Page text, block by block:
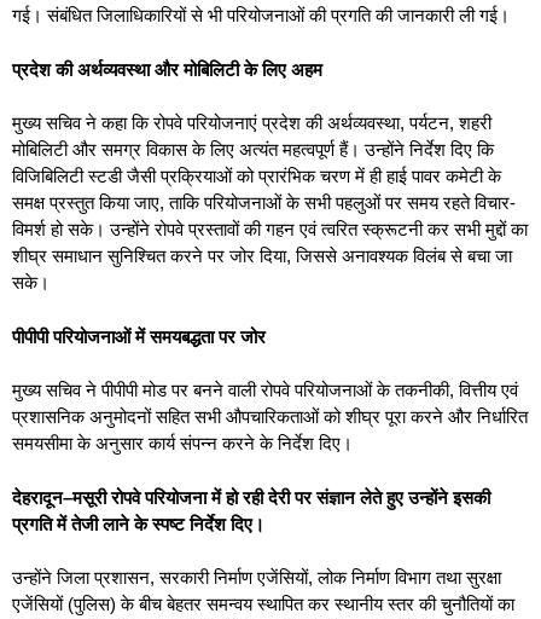
गई। संबंधित जिलाधिकारियों से भी परियोजनाओं की प्रगति की जानकारी ली गई।
प्रदेश की अर्थव्यवस्था और मोबिलिटी के लिए अहम
मुख्य सचिव ने कहा कि रोपवे परियोजनाएं प्रदेश की अर्थव्यवस्था, पर्यटन, शहरी
मोबिलिटी और समग्र विकास के लिए अत्यंत महत्वपूर्ण हैं। उन्होंने निर्देश दिए कि
विजिबिलिटी स्टडी जैसी प्रक्रियाओं को प्रारंभिक चरण में ही हाई पावर कमेटी के
समक्ष प्रस्तुत किया जाए, ताकि परियोजनाओं के सभी पहलुओं पर समय रहते विचार-
विमर्श हो सके। उन्होंने रोपवे प्रस्तावों की गहन एवं त्वरित स्क्रूटनी कर सभी मुद्दों का
शीघ्र समाधान सुनिश्चित करने पर जोर दिया, जिससे अनावश्यक विलंब से बचा जा
सके।
पीपीपी परियोजनाओं में समयबद्धता पर जोर
मुख्य सचिव ने पीपीपी मोड पर बनने वाली रोपवे परियोजनाओं के तकनीकी, वित्तीय एवं
प्रशासनिक अनुमोदनों सहित सभी औपचारिकताओं को शीघ्र पूरा करने और निर्धारित
समयसीमा के अनुसार कार्य संपन्न करने के निर्देश दिए।
देहरादून–मसूरी रोपवे परियोजना में हो रही देरी पर संज्ञान लेते हुए उन्होंने इसकी
प्रगति में तेजी लाने के स्पष्ट निर्देश दिए।
उन्होंने जिला प्रशासन, सरकारी निर्माण एजेंसियों, लोक निर्माण विभाग तथा सुरक्षा
एजेंसियों (पुलिस) के बीच बेहतर समन्वय स्थापित कर स्थानीय स्तर की चुनौतियों का